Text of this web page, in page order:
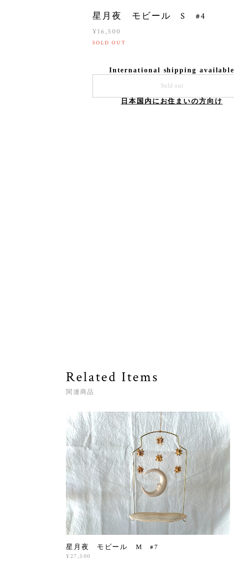
星月夜 モビール S #4
¥16,500
SOLD OUT
International shipping available
Sold out
日本国内にお住まいの方向け
Related Items
関連商品
星月夜 モビール M #7
¥27,500